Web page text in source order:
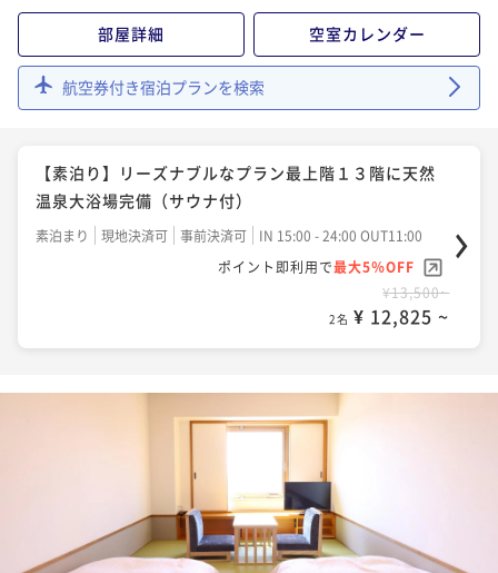
部屋詳細 空室カレンダー
航空券付き宿泊プランを検索
【素泊り】リーズナブルなプラン最上階１３階に天然
温泉大浴場完備（サウナ付）
素泊まり 現地決済可 事前決済可
IN 15:00 - 24:00 OUT11:00
ポイント即利用で最大5％OFF
¥13,500~
2名 ¥ 12,825 ~